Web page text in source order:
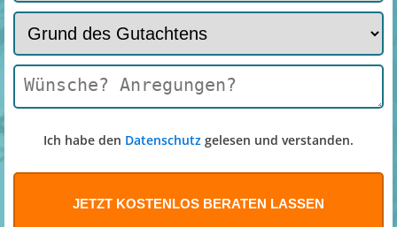
Ich habe den Datenschutz gelesen und verstanden.